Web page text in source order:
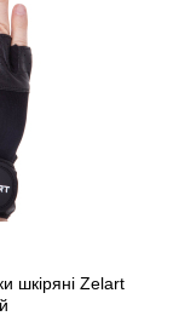
шкіряні Zelart